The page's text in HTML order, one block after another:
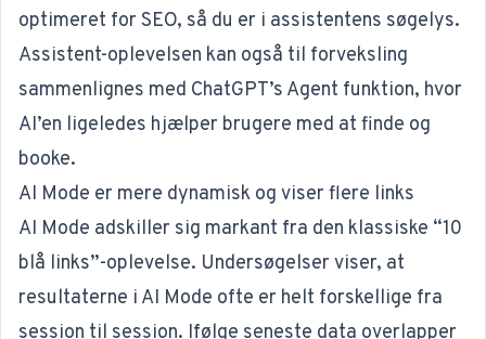
optimeret for SEO, så du er i assistentens søgelys.
Assistent-oplevelsen kan også til forveksling
sammenlignes med ChatGPT’s Agent funktion, hvor
AI’en ligeledes hjælper brugere med at finde og
booke.
AI Mode er mere dynamisk og viser flere links
AI Mode adskiller sig markant fra den klassiske “10
blå links”-oplevelse. Undersøgelser viser, at
resultaterne i AI Mode ofte er helt forskellige fra
session til session. Ifølge seneste data overlapper